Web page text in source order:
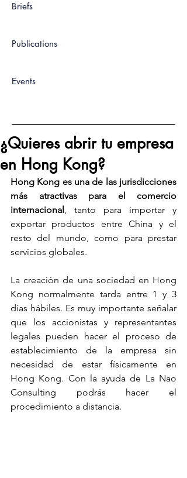
Briefs
Publications
Events
¿Quieres abrir tu empresa
en Hong Kong?
Hong Kong es una de las jurisdicciones
más atractivas para el comercio
internacional, tanto para importar y
exportar productos entre China y el
resto del mundo, como para prestar
servicios globales.
La creación de una sociedad en Hong
Kong normalmente tarda entre 1 y 3
días hábiles. Es muy importante señalar
que los accionistas y representantes
legales pueden hacer el proceso de
establecimiento de la empresa sin
necesidad de estar físicamente en
Hong Kong. Con la ayuda de La Nao
Consulting podrás hacer el
procedimiento a distancia.